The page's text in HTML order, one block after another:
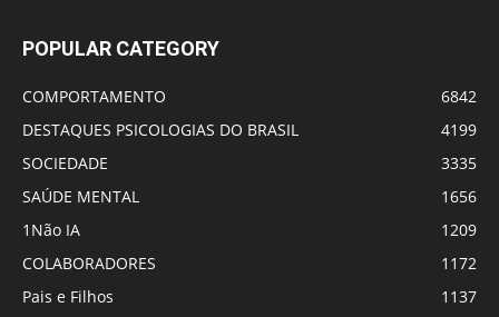
POPULAR CATEGORY
COMPORTAMENTO
6842
DESTAQUES PSICOLOGIAS DO BRASIL
4199
SOCIEDADE
3335
SAÚDE MENTAL
1656
1Não IA
1209
COLABORADORES
1172
Pais e Filhos
1137